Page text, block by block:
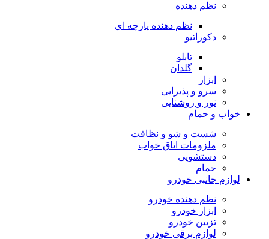
نظم دهنده
نظم دهنده پارچه ای
دکوراتیو
تابلو
گلدان
ابزار
سرو و پذیرایی
نور و روشنایی
خواب و حمام
شست و شو و نظافت
ملزومات اتاق خواب
دستشویی
حمام
لوازم جانبی خودرو
نظم دهنده خودرو
ابزار خودرو
تزیین خودرو
لوازم برقی خودرو